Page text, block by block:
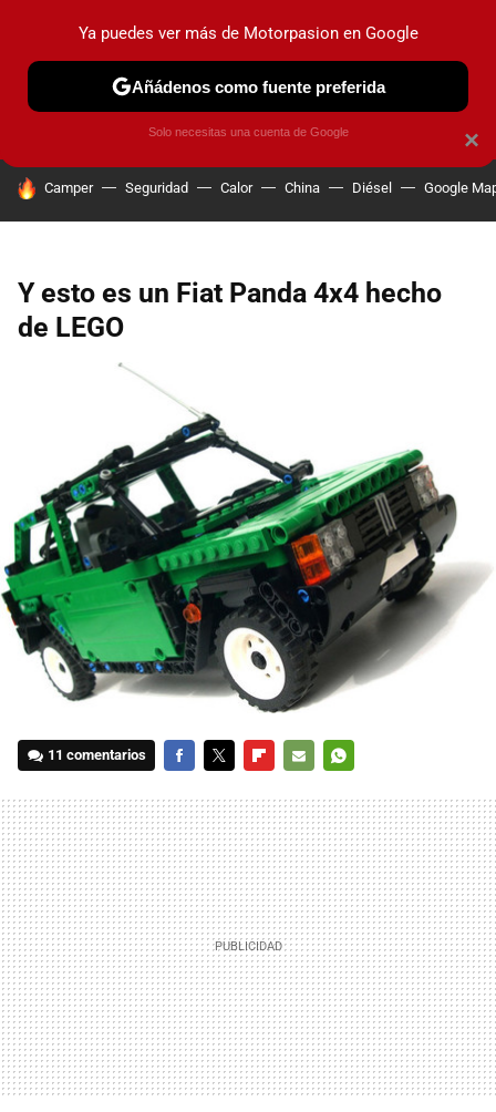
PRUEBAS COCHES ELÉCTRICOS OBSERVATORIO
HOY SE HABLA DE
Camper Seguridad Calor China Diésel Google
Y esto es un Fiat Panda 4x4 hecho
de LEGO
11 comentarios
MAIL
×
Ya puedes ver más de Motorpasion en Google
Añádenos como fuente preferida
Solo necesitas una cuenta de Google